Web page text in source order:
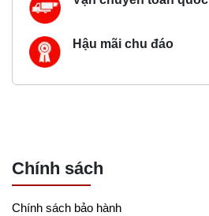
Hậu mãi chu đáo
Chính sách
Chính sách bảo hành